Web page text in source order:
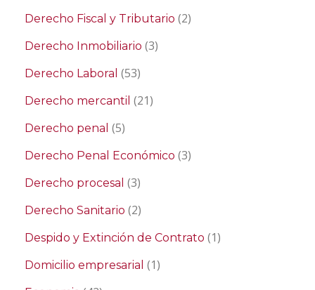
Derecho Fiscal y Tributario (2)
Derecho Inmobiliario (3)
Derecho Laboral (53)
Derecho mercantil (21)
Derecho penal (5)
Derecho Penal Económico (3)
Derecho procesal (3)
Derecho Sanitario (2)
Despido y Extinción de Contrato (1)
Domicilio empresarial (1)